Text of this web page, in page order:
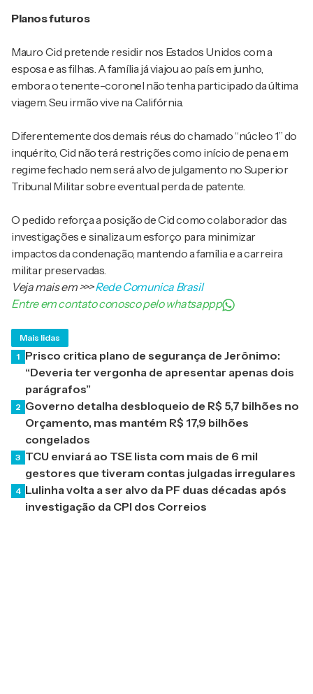
Planos futuros
Mauro Cid pretende residir nos Estados Unidos com a
esposa e as filhas. A família já viajou ao país em junho,
embora o tenente-coronel não tenha participado da última
viagem. Seu irmão vive na Califórnia.
Diferentemente dos demais réus do chamado “núcleo 1” do
inquérito, Cid não terá restrições como início de pena em
regime fechado nem será alvo de julgamento no Superior
Tribunal Militar sobre eventual perda de patente.
O pedido reforça a posição de Cid como colaborador das
investigações e sinaliza um esforço para minimizar
impactos da condenação, mantendo a família e a carreira
militar preservadas.
Veja mais em>>>Rede Comunica Brasil
Entre em contato conosco pelo whatsappp
Mais lidas
1 Prisco critica plano de segurança de Jerônimo:
“Deveria ter vergonha de apresentar apenas dois
parágrafos”
2 Governo detalha desbloqueio de R$ 5,7 bilhões no
Orçamento, mas mantém R$ 17,9 bilhões
congelados
3 TCU enviará ao TSE lista com mais de 6 mil
gestores que tiveram contas julgadas irregulares
4 Lulinha volta a ser alvo da PF duas décadas após
investigação da CPI dos Correios